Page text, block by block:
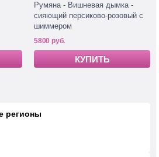
Румяна - Вишневая дымка -
сияющий персиково-розовый с
шиммером
5800 руб.
КУПИТЬ
регионы